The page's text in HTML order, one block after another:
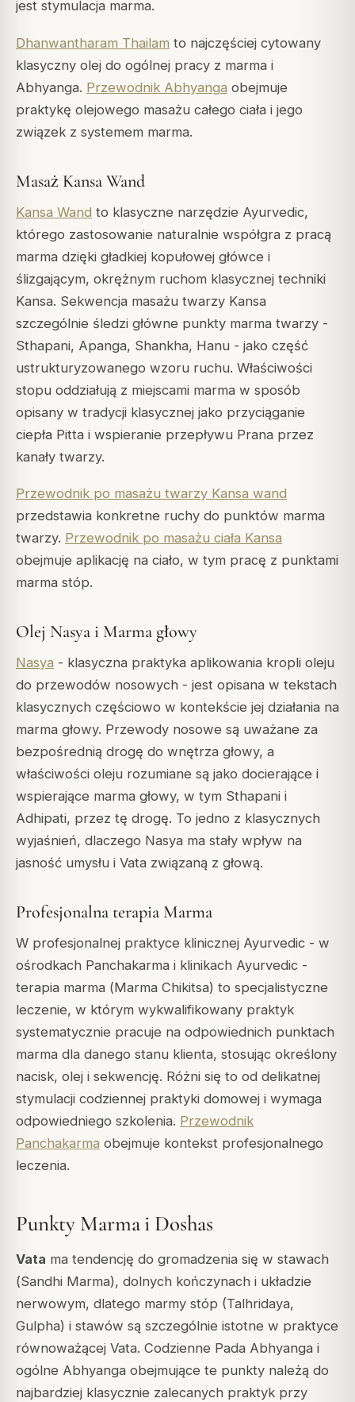
jest stymulacja marma.
Dhanwantharam Thailam to najczęściej cytowany
klasyczny olej do ogólnej pracy z marma i
Abhyanga. Przewodnik Abhyanga obejmuje
praktykę olejowego masażu całego ciała i jego
związek z systemem marma.
Masaż Kansa Wand
Kansa Wand to klasyczne narzędzie Ayurvedic,
którego zastosowanie naturalnie współgra z pracą
marma dzięki gładkiej kopułowej główce i
ślizgającym, okrężnym ruchom klasycznej techniki
Kansa. Sekwencja masażu twarzy Kansa
szczególnie śledzi główne punkty marma twarzy -
Sthapani, Apanga, Shankha, Hanu - jako część
ustrukturyzowanego wzoru ruchu. Właściwości
stopu oddziałują z miejscami marma w sposób
opisany w tradycji klasycznej jako przyciąganie
ciepła Pitta i wspieranie przepływu Prana przez
kanały twarzy.
Przewodnik po masażu twarzy Kansa wand
przedstawia konkretne ruchy do punktów marma
twarzy. Przewodnik po masażu ciała Kansa
obejmuje aplikację na ciało, w tym pracę z punktami
marma stóp.
Olej Nasya i Marma głowy
Nasya - klasyczna praktyka aplikowania kropli oleju
do przewodów nosowych - jest opisana w tekstach
klasycznych częściowo w kontekście jej działania na
marma głowy. Przewody nosowe są uważane za
bezpośrednią drogę do wnętrza głowy, a
właściwości oleju rozumiane są jako docierające i
wspierające marma głowy, w tym Sthapani i
Adhipati, przez tę drogę. To jedno z klasycznych
wyjaśnień, dlaczego Nasya ma stały wpływ na
jasność umysłu i Vata związaną z głową.
Profesjonalna terapia Marma
W profesjonalnej praktyce klinicznej Ayurvedic - w
ośrodkach Panchakarma i klinikach Ayurvedic -
terapia marma (Marma Chikitsa) to specjalistyczne
leczenie, w którym wykwalifikowany praktyk
systematycznie pracuje na odpowiednich punktach
marma dla danego stanu klienta, stosując określony
nacisk, olej i sekwencję. Różni się to od delikatnej
stymulacji codziennej praktyki domowej i wymaga
odpowiedniego szkolenia. Przewodnik
Panchakarma obejmuje kontekst profesjonalnego
leczenia.
Punkty Marma i Doshas
Vata ma tendencję do gromadzenia się w stawach
(Sandhi Marma), dolnych kończynach i układzie
nerwowym, dlatego marmy stóp (Talhridaya,
Gulpha) i stawów są szczególnie istotne w praktyce
równoważącej Vata. Codzienne Pada Abhyanga i
ogólne Abhyanga obejmujące te punkty należą do
najbardziej klasycznie zalecanych praktyk przy